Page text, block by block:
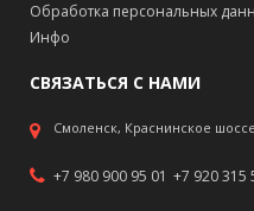
Обработка персональных
Инфо
СВЯЗАТЬСЯ С НАМИ
Смоленск, Краснинское
+7 980 900 95 01 +7 920 315